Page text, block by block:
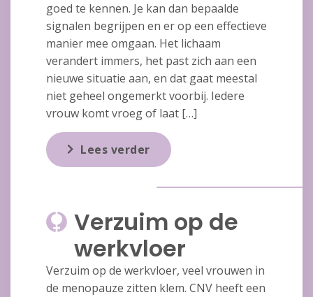
goed te kennen. Je kan dan bepaalde
signalen begrijpen en er op een effectieve
manier mee omgaan. Het lichaam
verandert immers, het past zich aan een
nieuwe situatie aan, en dat gaat meestal
niet geheel ongemerkt voorbij. Iedere
vrouw komt vroeg of laat […]
Lees verder
Verzuim op de
werkvloer
Verzuim op de werkvloer, veel vrouwen in
de menopauze zitten klem. CNV heeft een